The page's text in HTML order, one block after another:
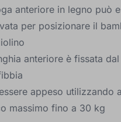
anteriore in legno può
per posizionare il
anteriore è fissata
appeso utilizzando
massimo fino a 30 kg